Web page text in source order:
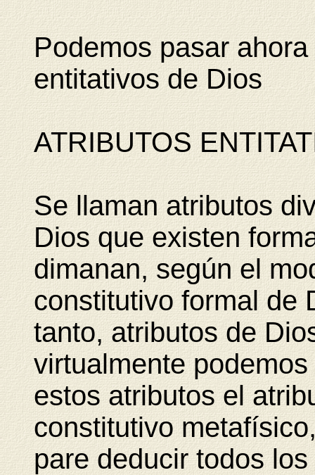
Podemos pasar
entitativos de Dios
ATRIBUTOS
Se llaman atributos
Dios que existen
dimanan, según el
constitutivo formal de
tanto, atributos de
virtualmente
estos atributos el
constitutivo
pare deducir todos